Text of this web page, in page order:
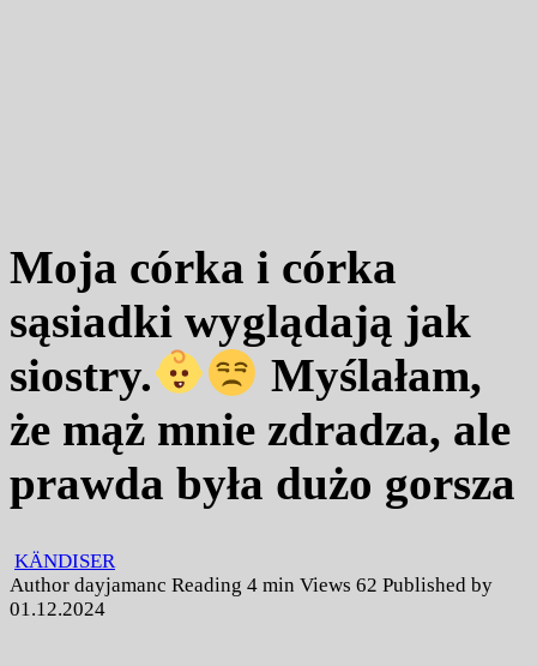
Moja córka i córka
sąsiadki wyglądają jak
siostry.
Myślałam,
że mąż mnie zdradza, ale
prawda była dużo gorsza
KÄNDISER
Author dayjamanc Reading 4 min Views 62 Published by
01.12.2024